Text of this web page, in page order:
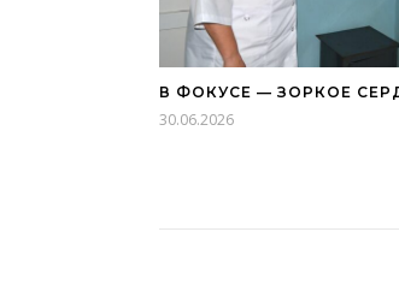
В ФОКУСЕ — ЗОРКОЕ
30.06.2026